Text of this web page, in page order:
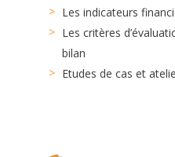
Les indicateurs
Les critères
bilan
Etudes de cas et